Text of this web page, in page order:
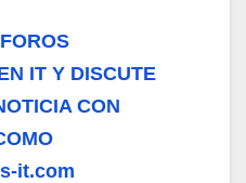
IT Y DISCUTE
CON
it.com